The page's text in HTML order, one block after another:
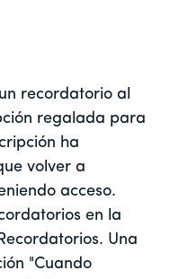
recordatorio al
regalada para
ha
volver a
acceso.
en la
Una
"Cuando